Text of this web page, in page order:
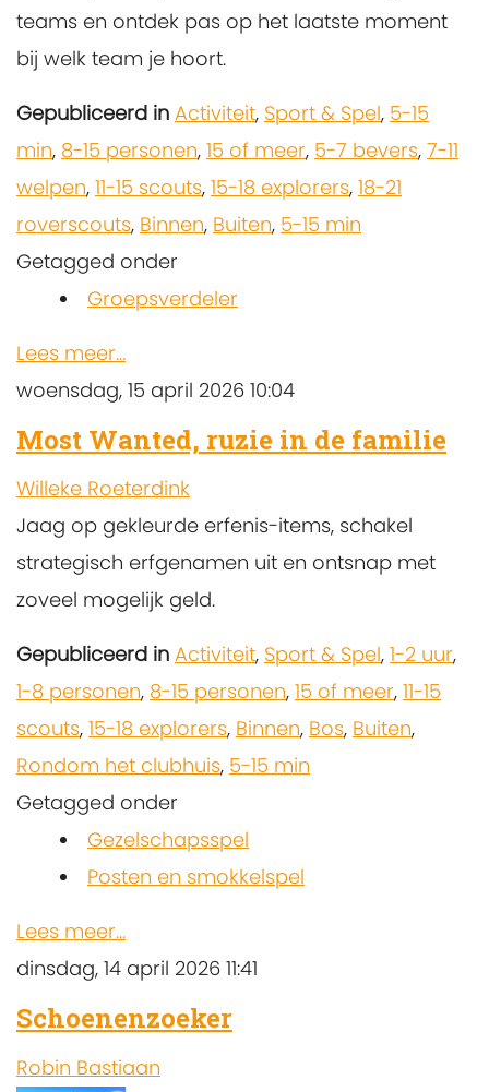
teams en ontdek pas op het laatste moment
bij welk team je hoort.
Gepubliceerd in Activiteit, Sport & Spel, 5-15
min, 8-15 personen, 15 of meer, 5-7 bevers, 7-11
welpen, 11-15 scouts, 15-18 explorers, 18-21
roverscouts, Binnen, Buiten, 5-15 min
Getagged onder
Groepsverdeler
Lees meer...
woensdag, 15 april 2026 10:04
Most Wanted, ruzie in de familie
Willeke Roeterdink
Jaag op gekleurde erfenis-items, schakel
strategisch erfgenamen uit en ontsnap met
zoveel mogelijk geld.
Gepubliceerd in Activiteit, Sport & Spel, 1-2 uur,
1-8 personen, 8-15 personen, 15 of meer, 11-15
scouts, 15-18 explorers, Binnen, Bos, Buiten,
Rondom het clubhuis, 5-15 min
Getagged onder
Gezelschapsspel
Posten en smokkelspel
Lees meer...
dinsdag, 14 april 2026 11:41
Schoenenzoeker
Robin Bastiaan